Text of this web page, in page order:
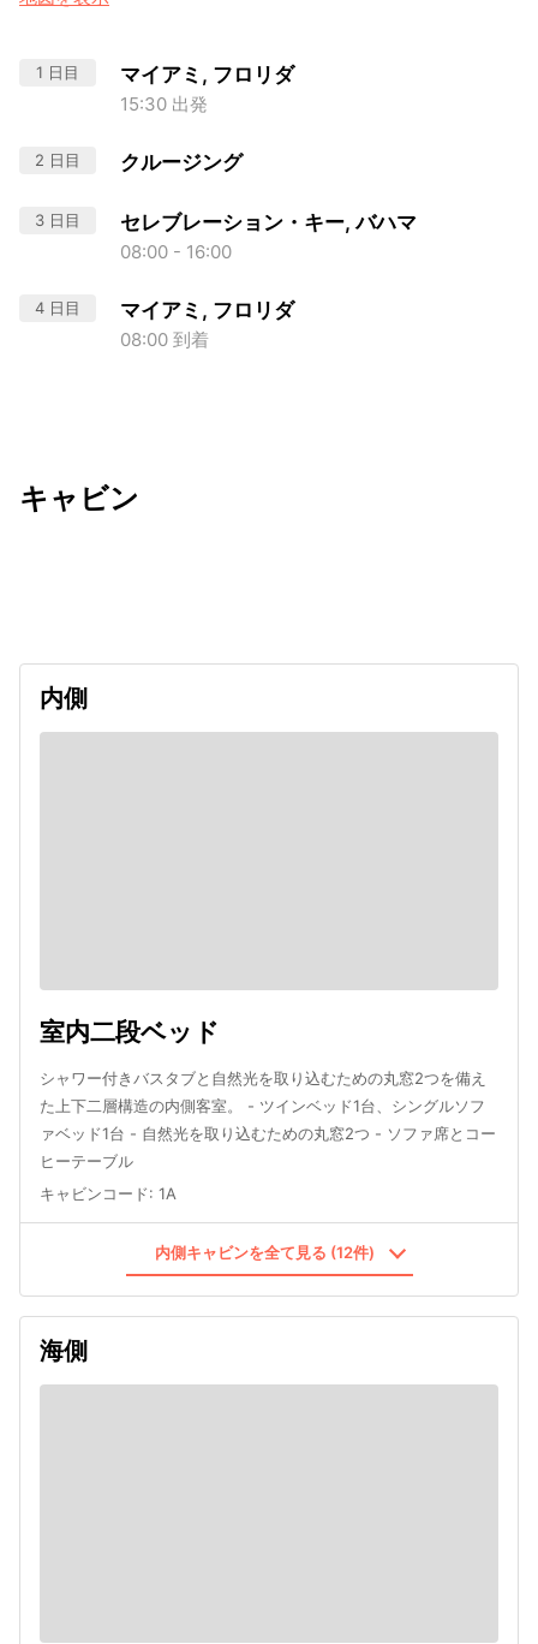
1 日目 マイアミ, フロリダ
15:30 出発
2 日目 クルージング
3 日目 セレブレーション・キー, バハマ
08:00 - 16:00
4 日目 マイアミ, フロリダ
08:00 到着
キャビン
内側
室内二段ベッド
シャワー付きバスタブと自然光を取り込むための丸窓2つを備え
た上下二層構造の内側客室。 - ツインベッド1台、シングルソフ
ァベッド1台 - 自然光を取り込むための丸窓2つ - ソファ席とコー
ヒーテーブル
キャビンコード: 1A
内側キャビンを全て見る (12件)
海側